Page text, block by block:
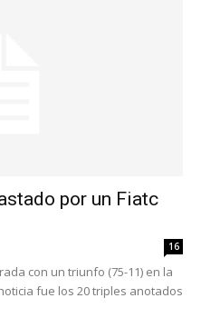
por un Fiatc
16
con un triunfo (75-11) en la
fue los 20 triples anotados